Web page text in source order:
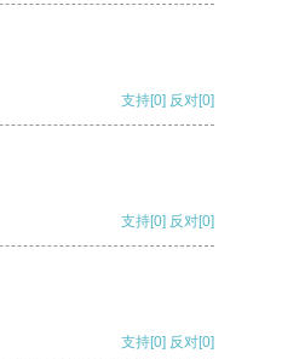
支持[0] 反对[0]
支持[0] 反对[0]
支持[0] 反对[0]